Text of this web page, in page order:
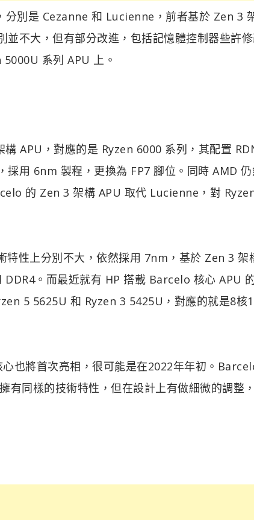
別是 Cezanne 和 Lucienne，前者基於 Zen 3
不大，但有部分改進，包括記憶體控制器些許
系列 APU 上。
APU，對應的是 Ryzen 6000 系列，其配置
採用 6nm 製程，更換為 FP7 腳位。同時 AMD
的 Zen 3 架構 APU 取代 Lucienne，對
性上分別不大，依然採用 7nm，基於 Zen 3 架
。而最近就有 HP 搭載 Barcelo 核心 APU
5 5625U 和 Ryzen 3 5425U，對應的就是8核
也將首次亮相，很可能是在2022年年初。
同樣的技術特性，但在設計上有做細微的調整